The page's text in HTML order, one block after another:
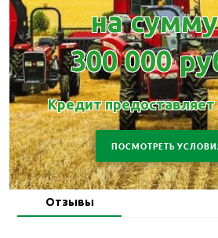
на
300 000
Кредит
ПОСМОТРЕТЬ
Отзывы